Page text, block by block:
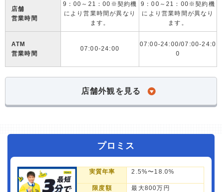
店舗
営業時間
9：00～21：00※契約機
により営業時間が異なり
ます。
9：00～21：00※契約機
により営業時間が異なり
ます。
ATM
営業時間
07:00-24:00
07:00-24:00/07:00-24:0
0
店舗外観を見る
プロミス
実質年率 2.5%〜18.0%
限度額 最大800万円